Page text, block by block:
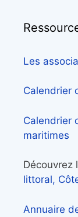
Les
Calendrier
Calendrier
maritimes
Découvrez
littoral,
Annuaire